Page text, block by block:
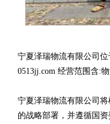
宁夏泽瑞物流有限公司
0513jj.com 经营范围含:
宁夏泽瑞物流有限公司
的战略部署，并遵循国